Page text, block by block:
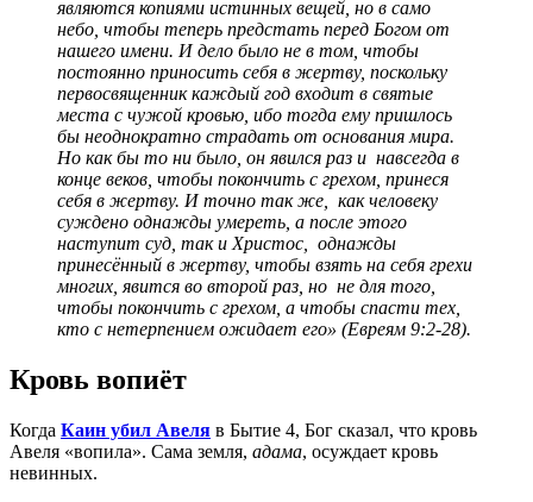
являются копиями истинных вещей, но в само
небо, чтобы теперь предстать перед Богом от
нашего имени. И дело было не в том, чтобы
постоянно приносить себя в жертву, поскольку
первосвященник каждый год входит в святые
места с чужой кровью, ибо тогда ему пришлось
бы неоднократно страдать от основания мира.
Но как бы то ни было, он явился раз и навсегда в
конце веков, чтобы покончить с грехом, принеся
себя в жертву. И точно так же, как человеку
суждено однажды умереть, а после этого
наступит суд, так и Христос, однажды
принесённый в жертву, чтобы взять на себя грехи
многих, явится во второй раз, но не для того,
чтобы покончить с грехом, а чтобы спасти тех,
кто с нетерпением ожидает его» (Евреям 9:2-28).
Кровь вопиёт
Когда Каин убил Авеля в Бытие 4, Бог сказал, что кровь
Авеля «вопила». Сама земля, адама, осуждает кровь
невинных.